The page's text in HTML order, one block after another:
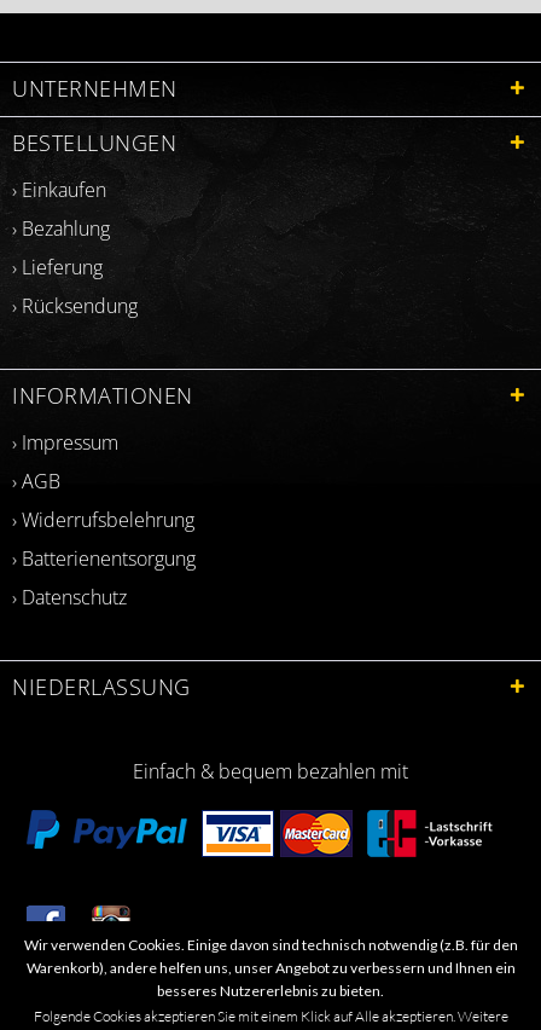
UNTERNEHMEN
BESTELLUNGEN
› Einkaufen
› Bezahlung
› Lieferung
› Rücksendung
INFORMATIONEN
› Impressum
› AGB
› Widerrufsbelehrung
› Batterienentsorgung
› Datenschutz
NIEDERLASSUNG
Einfach & bequem bezahlen mit
​Letzte Aktualisierung: 06.2026
Wir verwenden Cookies. Einige davon sind technisch notwendig (z.B. für den
Warenkorb), andere helfen uns, unser Angebot zu verbessern und Ihnen ein
besseres Nutzererlebnis zu bieten.
Folgende Cookies akzeptieren Sie mit einem Klick auf Alle akzeptieren. Weitere